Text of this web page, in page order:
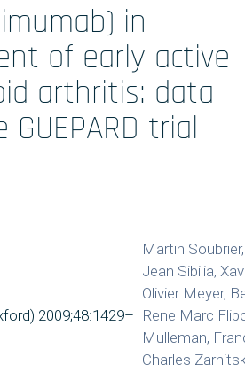
Digitales
in
of early active
arthritis: data
trial
2009;48:1429–
Martin
Jean Sibilia,
Olivier Meyer,
Rene Marc
Mulleman,
Charles